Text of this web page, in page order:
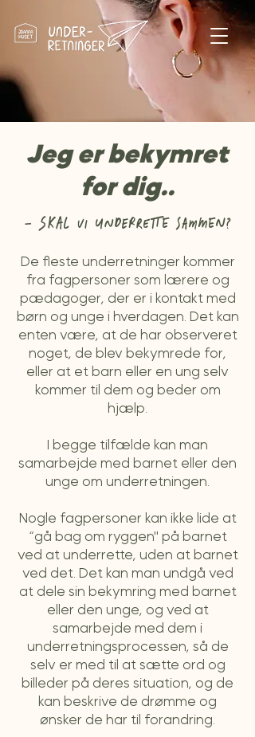
Jeg er bekymret
for dig..
- SKAL VI UNDERRETTE SAMMEN?
De fleste underretninger kommer
fra fagpersoner som lærere og
pædagoger, der er i kontakt med
børn og unge i hverdagen. Det kan
enten være, at de har observeret
noget, de blev bekymrede for,
eller at et barn eller en ung selv
kommer til dem og beder om
hjælp.
I begge tilfælde kan man
samarbejde med barnet eller den
unge om underretningen.
Nogle fagpersoner kan ikke lide at
“gå bag om ryggen" på barnet
ved at underrette, uden at barnet
ved det. Det kan man undgå ved
at dele sin bekymring med barnet
eller den unge, og ved at
samarbejde med dem i
underretningsprocessen, så de
selv er med til at sætte ord og
billeder på deres situation, og de
kan beskrive de drømme og
ønsker de har til forandring.